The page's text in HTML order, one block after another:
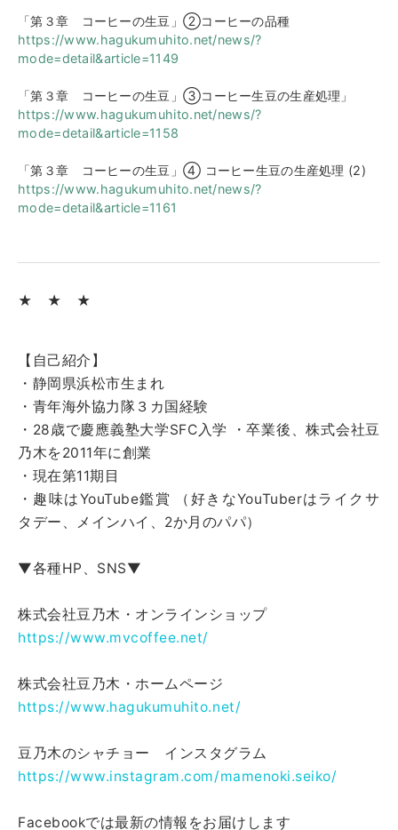
「第３章 コーヒーの生豆」②コーヒーの品種
https://www.hagukumuhito.net/news/?
mode=detail&article=1149
「第３章 コーヒーの生豆」③コーヒー生豆の生産処理」
https://www.hagukumuhito.net/news/?
mode=detail&article=1158
「第３章 コーヒーの生豆」④ コーヒー生豆の生産処理 (2)
https://www.hagukumuhito.net/news/?
mode=detail&article=1161
★ ★ ★
【自己紹介】
・静岡県浜松市生まれ
・青年海外協力隊３カ国経験
・28歳で慶應義塾大学SFC入学 ・卒業後、株式会社豆
乃木を2011年に創業
・現在第11期目
・趣味はYouTube鑑賞 （好きなYouTuberはライクサ
タデー、メインハイ、2か月のパパ）
▼各種HP、SNS▼
株式会社豆乃木・オンラインショップ
https://www.mvcoffee.net/
株式会社豆乃木・ホームページ
https://www.hagukumuhito.net/
豆乃木のシャチョー インスタグラム
https://www.instagram.com/mamenoki.seiko/
Facebookでは最新の情報をお届けします